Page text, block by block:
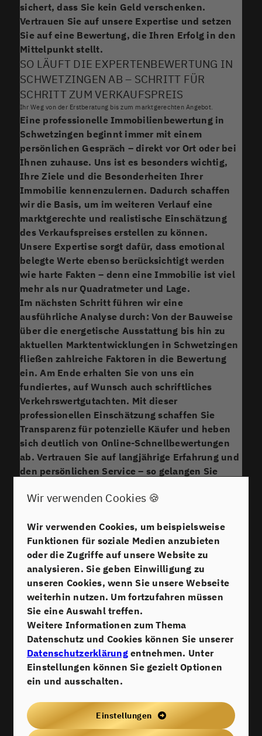
sichert, dass Sie kein Geld verschenken.
Vertrauen Sie auf unsere Expertise und setzen
Sie auf eine Bewertung, die Ihren Erfolg in den
Mittelpunkt stellt.
SO LÄUFT DIE EXPERTENBEWERTUNG IN
SCHWETZINGEN AB – SCHRITT FÜR
SCHRITT ZUM VERKAUFSPREIS
Ihr Weg von der Erstberatung bis zum marktgerechten Angebot.
Eine professionelle Immobilienbewertung in
Schwetzingen beginnt immer mit einem
persönlichen Gespräch – direkt vor Ort oder bei
Ihnen zuhause. Uns ist es besonders wichtig,
Ihre Ziele und die Besonderheiten Ihrer
Immobilie kennenzulernen. Dadurch schaffen
wir die Basis, um im weiteren Verlauf eine
marktgerechte und realistische Einschätzung
des Verkaufspreises erstellen zu können.
Unsere Expertise sorgt dafür, dass emotional
belegte Werte ebenso berücksichtigt werden
wie harte Fakten – denn eine Immobilie ist viel
mehr als nur Quadratmeter und Lage.
Im nächsten Schritt führen wir eine
ausführliche Analyse durch: Von der Bauweise
über die energetische Ausstattung bis hin zu
aktuellen Marktentwicklungen in Schwetzingen
fließen zahlreiche Faktoren in die Bewertung
ein. Am Ende erhalten Sie von uns ein
fundiertes, auf Wunsch auch schriftliches
Verkehrswertgutachten. Mit dieser
professionellen Einschätzung schaffen Sie
Transparenz für potenzielle Käufer und heben
sich deutlich von Online-Schnellbewertungen
ab. Vertrauen Sie auf langjährige Erfahrung und
den persönlichen Service – so gelangen Sie
Immobilie.
IMMOBILIENBEWERTUNG ZUM
SCHNELLEN VERKAUF FÜHRT.
Wie professionelle Immobilienbewertung zum schnellen Verkauf führt.
Vor Kurzem konnten wir bei ERNST & KOLLEGEN
Real Estate UG erneut unsere Expertise unter
Beweis stellen: Ein Einfamilienhaus in
Schwetzingen wechselte innerhalb von nur
sieben Wochen den Besitzer. Der Schlüssel zum
schnellen Verkauf? Eine präzise, professionelle
Immobilienbewertung, die den aktuellen
Marktbedingungen entspricht und sowohl die
Lage als auch die individuellen Besonderheiten
Gerade in der Region Schwetzingen 2025 ist es
entscheidend, den tatsächlichen Wert einer
Wir verwenden Cookies 🍪
Wir verwenden Cookies, um beispielsweise
Funktionen für soziale Medien anzubieten
oder die Zugriffe auf unsere Website zu
analysieren. Sie geben Einwilligung zu
unseren Cookies, wenn Sie unsere Webseite
weiterhin nutzen. Um fortzufahren müssen
Sie eine Auswahl treffen.
Weitere Informationen zum Thema
Datenschutz und Cookies können Sie unserer
Datenschutzerklärungentnehmen. Unter
Einstellungen können Sie gezielt Optionen
ein und ausschalten.
Einstellungen